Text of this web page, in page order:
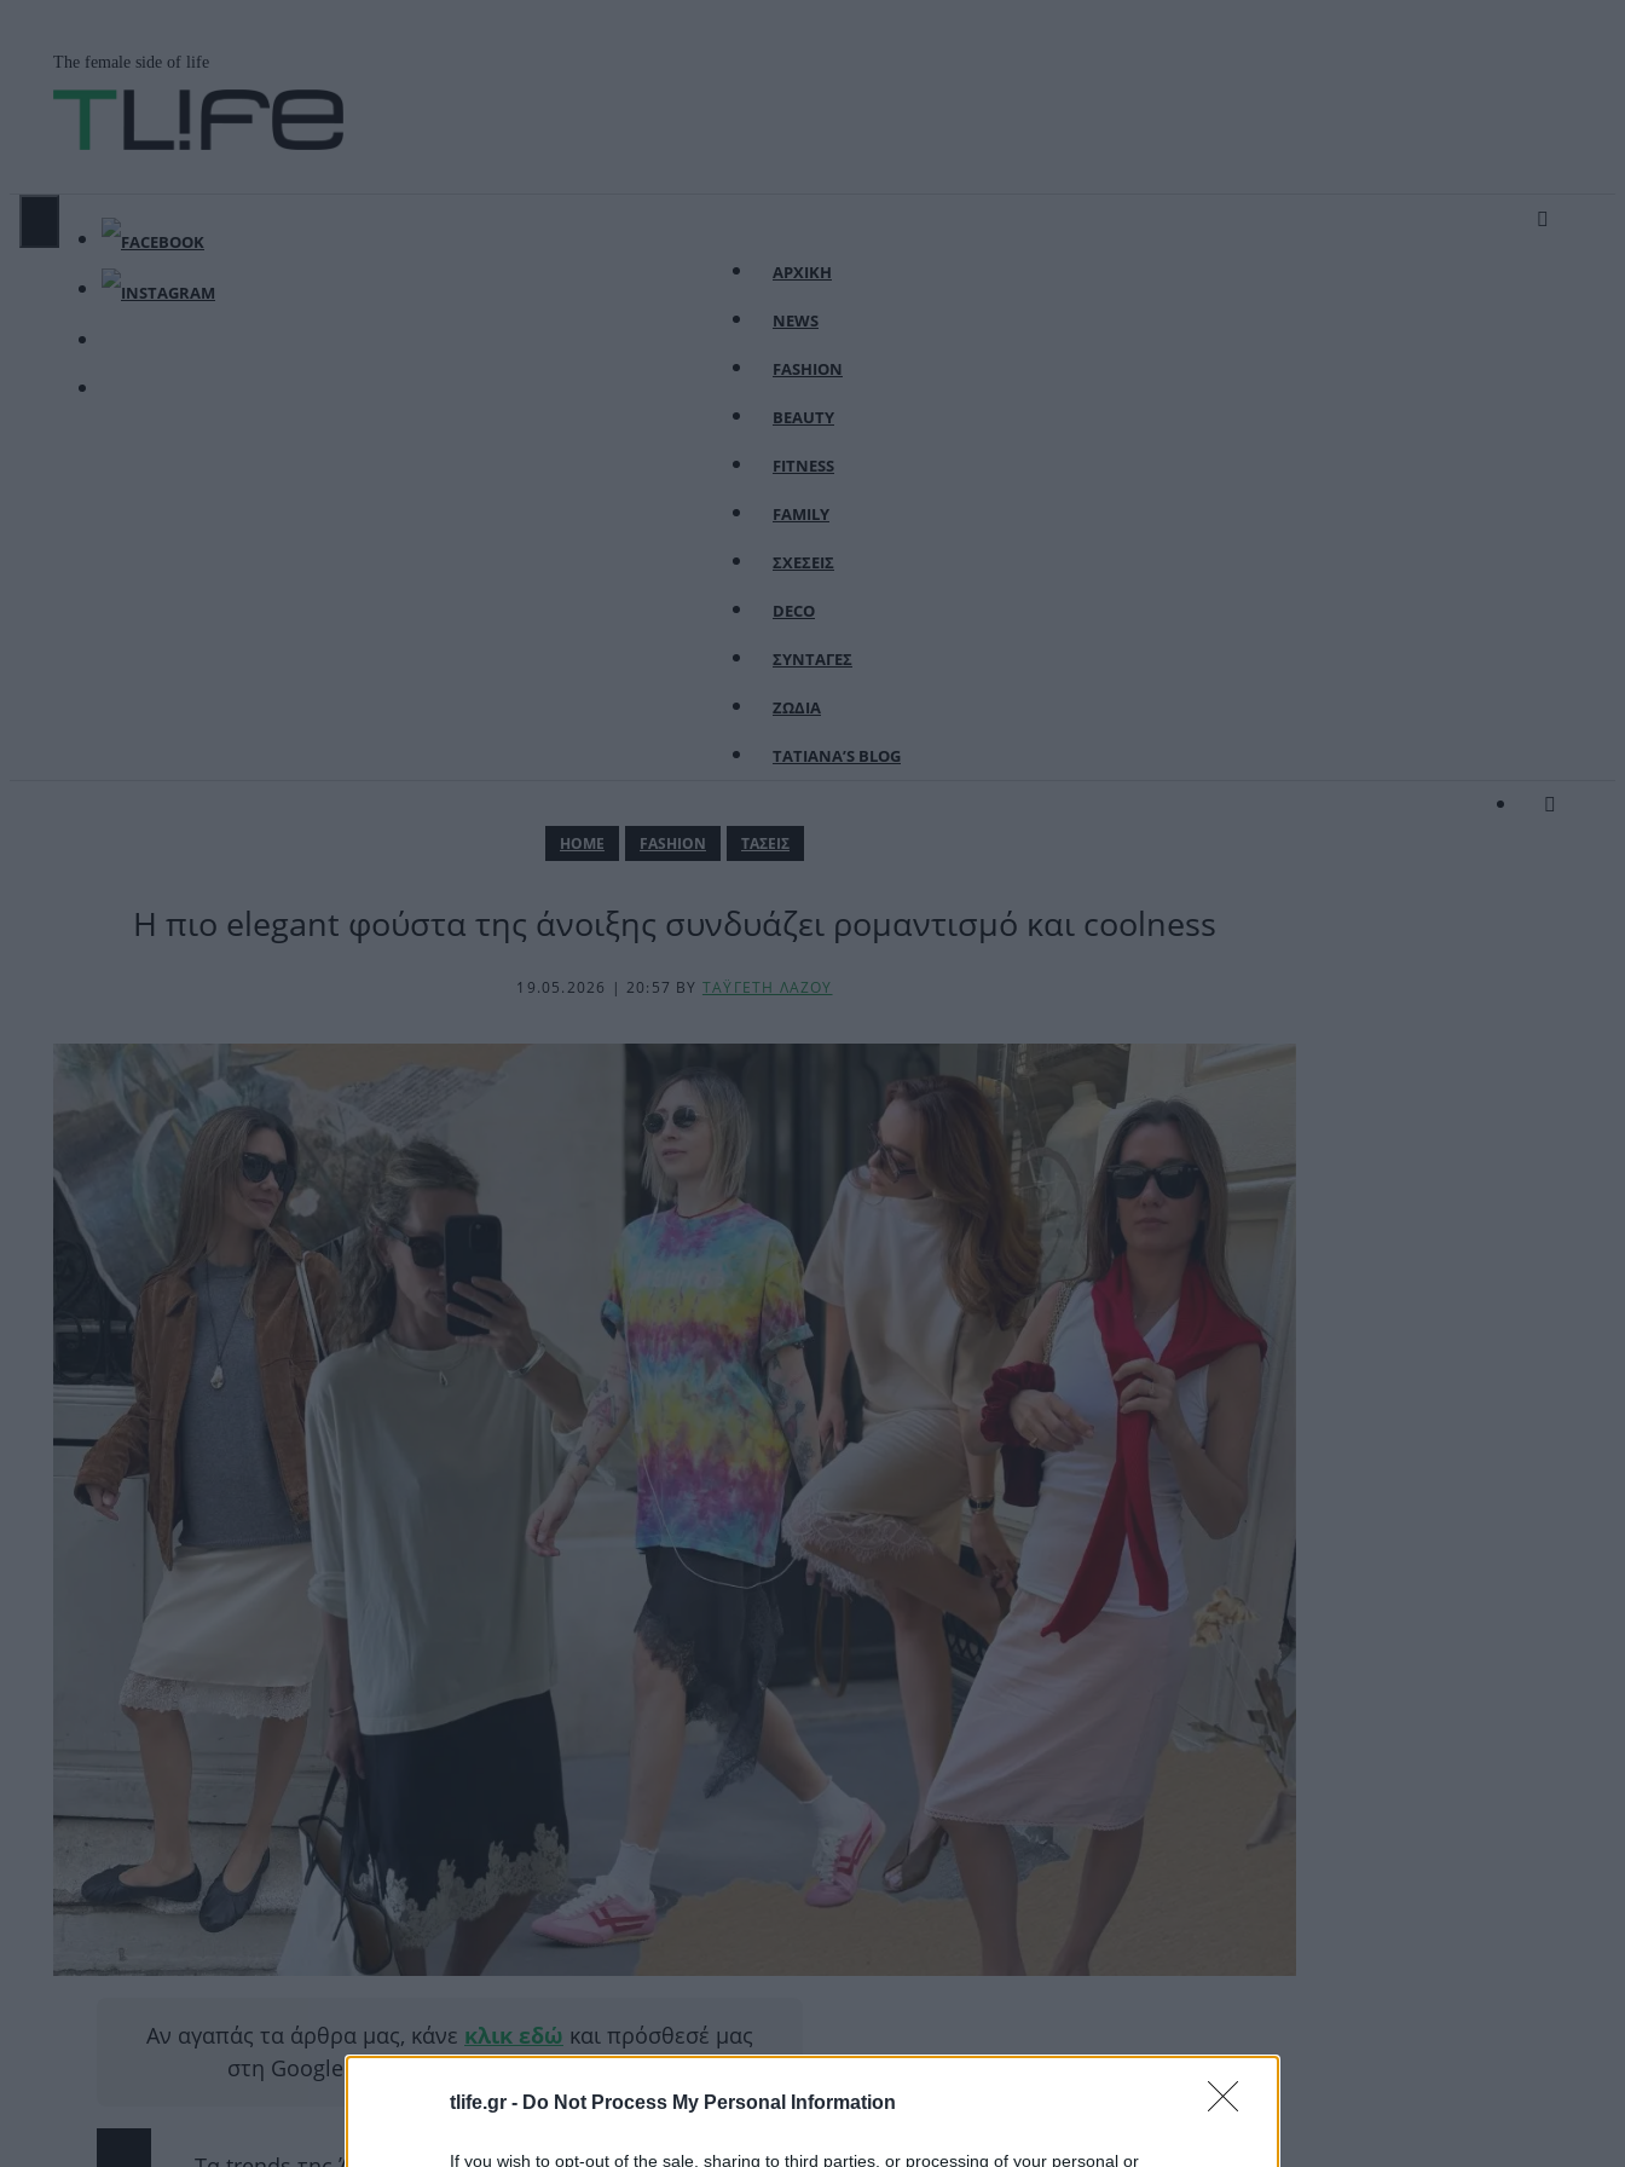
tlife.gr - Do Not Process My Personal Information
If you wish to opt-out of the sale, sharing to third parties, or processing of your personal or
περιεχόμενο
The female side of life
ΑΡΧΙΚΗ
NEWS
FASHION
BEAUTY
FITNESS
FAMILY
ΣΧΕΣΕΙΣ
DECO
ΣΥΝΤΑΓΕΣ
ΖΩΔΙΑ
TATIANA’S BLOG
ΗΟΜΕ FASHION ΤΑΣΕΙΣ
Η πιο elegant φούστα της άνοιξης συνδυάζει ρομαντισμό και coolness
19.05.2026 | 20:57 BY ΤΑΫΓΕΤΗ ΛΑΖΟΥ
Αν αγαπάς τα άρθρα μας, κάνε κλικ εδώ και πρόσθεσέ μας
στη Google για να μας διαβάζεις πιο συχνά